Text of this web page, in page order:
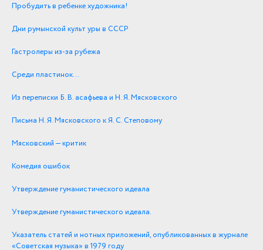
Пробудить в ребенке художника!
Дни румынской культ уры в СССР
Гастролеры из-за рубежа
Среди пластинок…
Из переписки Б. В. асафьева и Н. Я. Мясковского
Письма Н. Я. Мясковского к Я. С. Степовому
Мясковский — критик
Комедия ошибок
Утверждение гуманистического идеала
Утверждение гуманистического идеала.
Указатель статей и нотных приложений, опубликованных в журнале
«Советская музыка» в 1979 году